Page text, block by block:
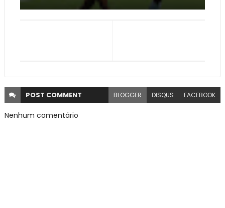
POST COMMENT BLOGGER DISQUS FACEBOOK
Nenhum comentário